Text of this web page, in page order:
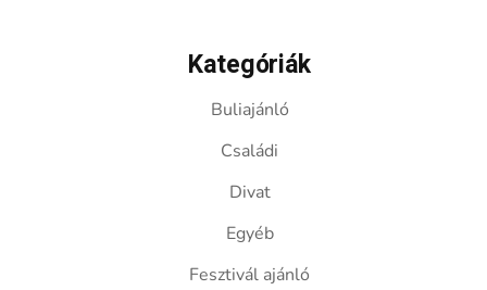
Kategóriák
Buliajánló
Családi
Divat
Egyéb
Fesztivál ajánló